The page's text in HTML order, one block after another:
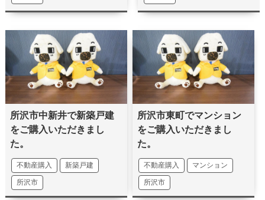
所沢市中新井で新築戸建
をご購入いただきまし
た。
不動産購入 新築戸建
所沢市
所沢市東町でマンション
をご購入いただきまし
た。
不動産購入 マンション
所沢市